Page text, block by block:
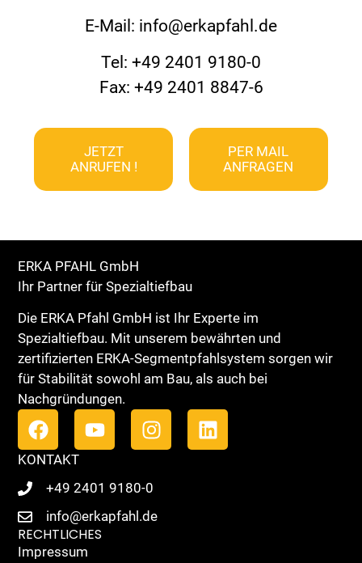
E-Mail: info@erkapfahl.de
Tel: +49 2401 9180-0
Fax: +49 2401 8847-6
JETZT
ANRUFEN !
PER MAIL
ANFRAGEN
ERKA PFAHL GmbH
Ihr Partner für Spezialtiefbau
Die ERKA Pfahl GmbH ist Ihr Experte im
Spezialtiefbau. Mit unserem bewährten und
zertifizierten ERKA-Segmentpfahlsystem sorgen wir
für Stabilität sowohl am Bau, als auch bei
Nachgründungen.
KONTAKT
+49 2401 9180-0
info@erkapfahl.de
RECHTLICHES
Impressum